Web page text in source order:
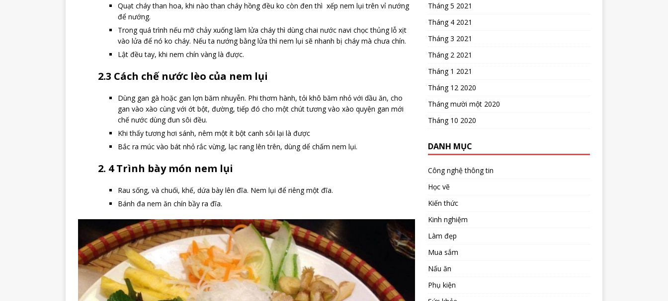
Quạt cháy than hoa, khi nào than cháy hồng đều ko còn đen thì xếp nem lụi trên vỉ nướng
để nướng.
Trong quá trình nếu mỡ chảy xuống làm lửa cháy thì dùng chai nước navi chọc thủng lỗ xịt
vào lửa để nó ko cháy. Nếu ta nướng bằng lửa thì nem lụi sẽ nhanh bị cháy mà chưa chín.
Lật đều tay, khi nem chín vàng là được.
2.3 Cách chế nước lèo của nem lụi
Dùng gan gà hoặc gan lợn băm nhuyễn. Phi thơm hành, tỏi khô băm nhỏ với dầu ăn, cho
gan vào xào cùng với ớt bột, đường, tiếp đó cho một chút tương vào xào quyện gan mới
chế nước dùng đun sôi đều.
Khi thấy tương hơi sánh, nêm một ít bột canh sôi lại là được
Bắc ra múc vào bát nhỏ rắc vừng, lạc rang lên trên, dùng dể chấm nem lụi.
2. 4 Trình bày món nem lụi
Rau sống, và chuối, khế, dứa bày lên đĩa. Nem lụi để riêng một đĩa.
Bánh đa nem ăn chín bầy ra đĩa.
Tháng 5 2021
Tháng 4 2021
Tháng 3 2021
Tháng 2 2021
Tháng 1 2021
Tháng 12 2020
Tháng mười một 2020
Tháng 10 2020
DANH MỤC
Công nghệ thông tin
Học vẽ
Kiến thức
Kinh nghiệm
Làm đẹp
Mua sắm
Nấu ăn
Phụ kiện